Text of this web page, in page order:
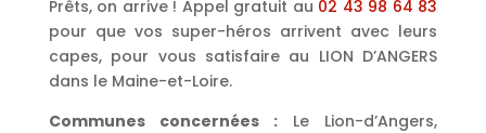
Prêts, on arrive ! Appel gratuit au 02 43 98 64 83
pour que vos super-héros arrivent avec leurs
capes, pour vous satisfaire au LION D’ANGERS
dans le Maine-et-Loire.
Communes concernées : Le Lion-d’Angers,